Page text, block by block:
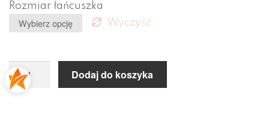
Rozmiar łańcuszka
Wyczyść
Dodaj do koszyka